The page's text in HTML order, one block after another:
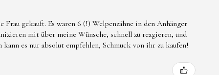
gekauft. Es waren 6 (!) Welpenzähne in den Anhänger
mit über meine Wünsche, schnell zu reagieren, und
es nur absolut empfehlen, Schmuck von ihr zu kaufen!